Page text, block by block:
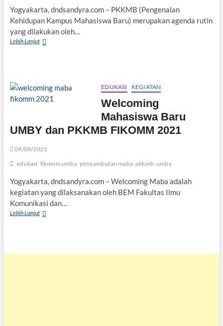
Yogyakarta, dndsandyra.com – PKKMB (Pengenalan
Kehidupan Kampus Mahasiswa Baru) merupakan agenda rutin
yang dilakukan oleh…
Lebih LanjutMelalui
Mahasiswa
Baru
Menjadi
Teknologi
EDUKASI KEGIATAN
Welcoming
Mahasiswa Baru
UMBY dan PKKMB FIKOMM 2021
09/09/2021
edukasi fikomm umby penyambutan maba pkkmb umby
Yogyakarta, dndsandyra.com – Welcoming Maba adalah
kegiatan yang dilaksanakan oleh BEM Fakultas Ilmu
Komunikasi dan…
Lebih LanjutWelcoming